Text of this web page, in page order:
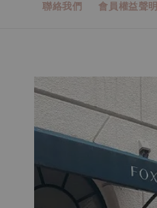
聯絡我們 會員權益聲明